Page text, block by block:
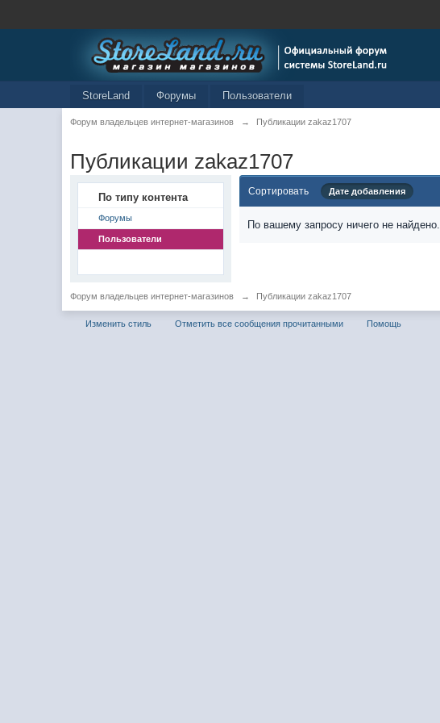
StoreLand Форумы Пользователи
Форум владельцев интернет-магазинов → Публикации zakaz1707
Публикации zakaz1707
По типу контента
Форумы
Пользователи
Сортировать Дате добавления
По вашему запросу ничего не найдено.
Форум владельцев интернет-магазинов → Публикации zakaz1707
Изменить стиль Отметить все сообщения прочитанными Помощь